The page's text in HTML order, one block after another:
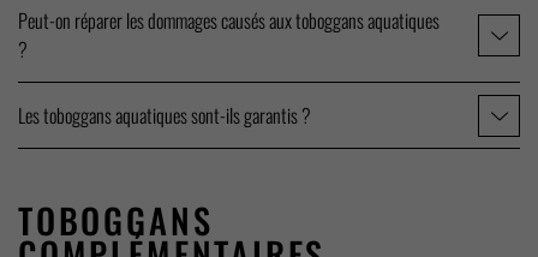
Peut-on réparer les dommages causés aux toboggans aquatiques
?
Les toboggans aquatiques sont-ils garantis ?
TOBOGGANS